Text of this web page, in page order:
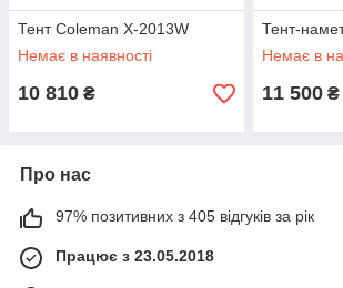
Тент Coleman X-2013W
Немає в наявності
10 810 ₴
Тент-
Немає в
11 500 ₴
Про нас
97% позитивних з 405 відгуків за рік
Працює з 23.05.2018